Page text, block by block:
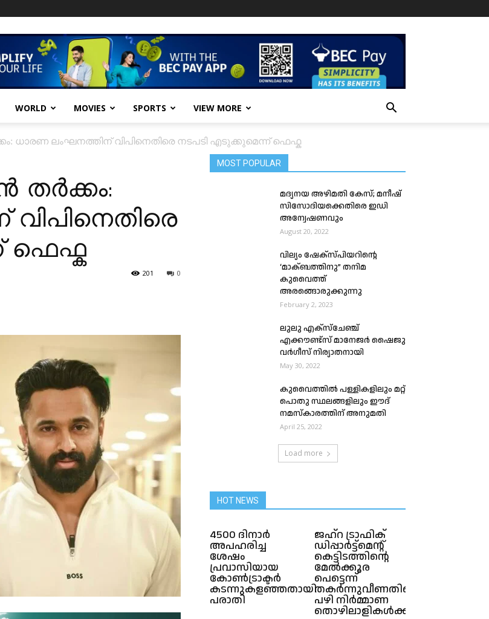
WORLD MOVIES SPORTS VIEW MORE
ധാരണ ലംഘനത്തിന് വിപിനെതിരെ നടപടി എടുക്കുമെന്ന് ഫെഫ്ക
തർക്കം:
ഫെഫ്ക
0
201
MOST POPULAR
മദ്യനയ അഴിമതി കേസ്; മനീഷ്
സിസോദിയക്കെതിരെ ഇഡി
അന്വേഷണവും
August 20, 2022
വില്യം ഷേക്സ്പിയറിന്റെ
‘മാക്ബത്തിനു” തനിമ
കുവൈത്ത്‌
അരങ്ങൊരുക്കുന്നു
February 2, 2023
ലുലു എക്സ്ചേഞ്ച്
എക്കൗണ്ട്സ്‌ മാനേജർ ഷൈജു
വർഗീസ് നിര്യാതനായി
May 30, 2022
കുവൈത്തിൽ പള്ളികളിലും മറ്റ്
പൊതു സ്ഥലങ്ങളിലും ഈദ്
നമസ്‌കാരത്തിന് അനുമതി
April 25, 2022
Load more
HOT NEWS
4500 ദിനാർ
അപഹരിച്ച
ശേഷം
പ്രവാസിയായ
കോൺട്രാക്ടർ
കടന്നുകളഞ്ഞതായി
പരാതി
ജഹ്‌റ ട്രാഫിക്
ഡിപ്പാർട്ട്‌മെന്റ്
കെട്ടിടത്തിന്റെ
മേൽക്കൂര
പെട്ടെന്ന്
തകർന്നുവീണതിൻ്റെ
പഴി നിർമ്മാണ
തൊഴിലാളികൾക്ക്